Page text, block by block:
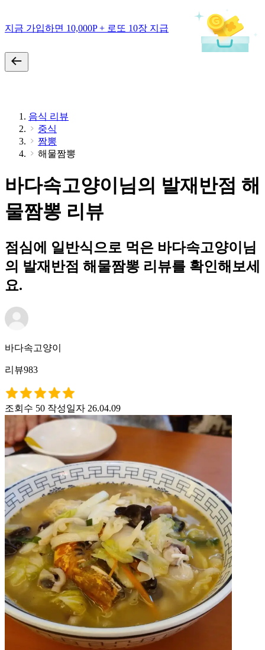
지금 가입하면 10,000P + 로또 10장 지급
음식 리뷰
중식
짬뽕
해물짬뽕
바다속고양이님의 발재반점 해
물짬뽕 리뷰
점심에 일반식으로 먹은 바다속고양이님
의 발재반점 해물짬뽕 리뷰를 확인해보세
요.
바다속고양이
리뷰983
조회수 50 작성일자 26.04.09